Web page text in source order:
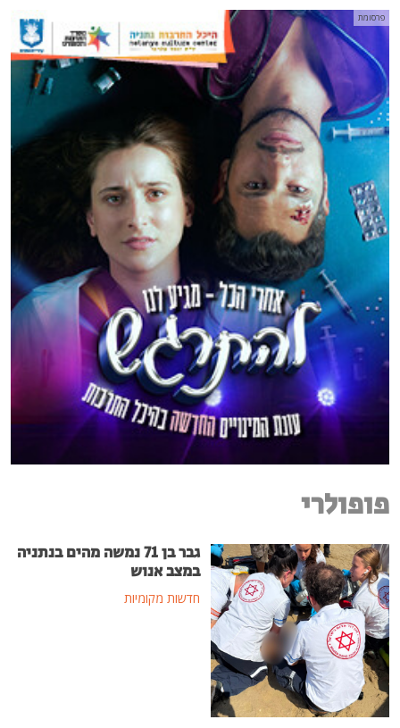
פרסומת
פופולרי
גבר בן 71 נמשה מהים בנתניה
במצב אנוש
חדשות מקומיות